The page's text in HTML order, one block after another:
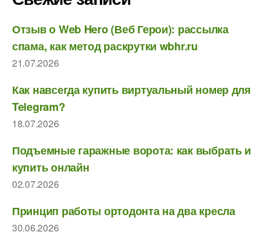
Отзыв о Web Hero (Веб Герои): рассылка
спама, как метод раскрутки wbhr.ru
21.07.2026
Как навсегда купить виртуальный номер для
Telegram?
18.07.2026
Подъемные гаражные ворота: как выбрать и
купить онлайн
02.07.2026
Принцип работы ортодонта на два кресла
30.06.2026